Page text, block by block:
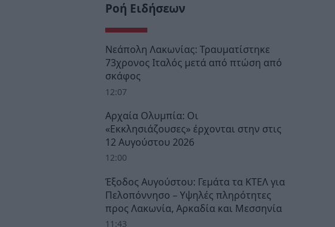
Ροή Ειδήσεων
Νεάπολη Λακωνίας: Τραυματίστηκε
73χρονος Ιταλός μετά από πτώση από
σκάφος
12:07
Αρχαία Ολυμπία: Οι
«Εκκλησιάζουσες» έρχονται στην στις
12 Αυγούστου 2026
12:00
Έξοδος Αυγούστου: Γεμάτα τα ΚΤΕΛ για
Πελοπόννησο – Υψηλές πληρότητες
προς Λακωνία, Αρκαδία και Μεσσηνία
11:43